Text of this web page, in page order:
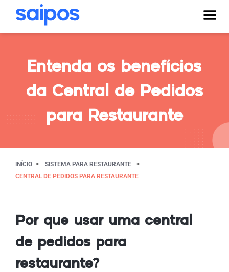
Entenda os benefícios
da Central de Pedidos
para Restaurante
INÍCIO
SISTEMA PARA RESTAURANTE
CENTRAL DE PEDIDOS PARA RESTAURANTE
Por que usar uma central
de pedidos para
restaurante?